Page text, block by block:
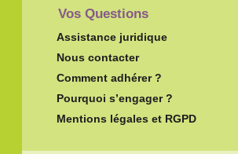
Vos Questions
Assistance juridique
Nous contacter
Comment adhérer ?
Pourquoi s’engager ?
Mentions légales et RGPD